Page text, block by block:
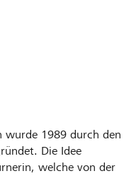
wurde 1989 durch den
Die Idee
welche von der